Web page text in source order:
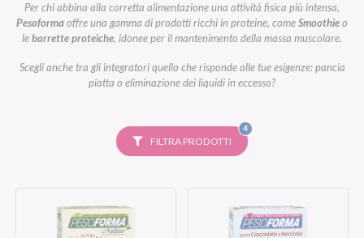
Per chi abbina alla corretta alimentazione una attività fisica più intensa,
Pesoformaoffre una gamma di prodotti ricchi in proteine, comeSmoothieo
lebarrette proteiche, idonee per il mantenimento della massa muscolare.
Scegli anche tra gli integratori quello che risponde alle tue esigenze: pancia
piatta o eliminazione dei liquidi in eccesso?
FILTRA PRODOTTI
4FILTRI
SELEZIONATI